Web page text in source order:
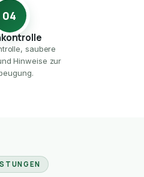
04
saubere
Hinweise zur